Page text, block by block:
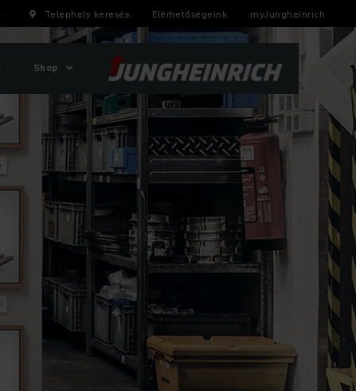
Telephely keresés Elérhetőségeink myJungheinrich
Shop